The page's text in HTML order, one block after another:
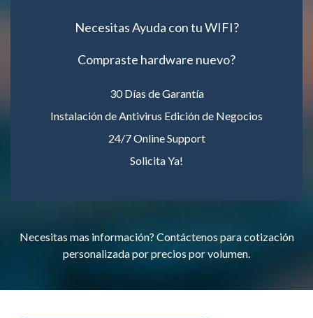
Necesitas Ayuda con tu WIFI?
Compraste hardware nuevo?
30 Días de Garantía
Instalación de Antivirus Edición de Negocios
24/7 Online Support
Solicita Ya!
Necesitas mas información? Contáctenos para cotización
personalizada por precios por volumen.